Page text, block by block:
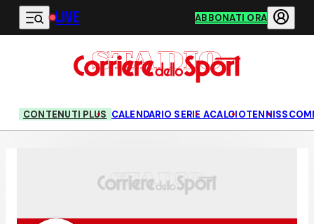
Vai al contenuto principale
LIVE ABBONATI ORA
CONTENUTI PLUS CALENDARIO SERIE ACALCIOTENNIS